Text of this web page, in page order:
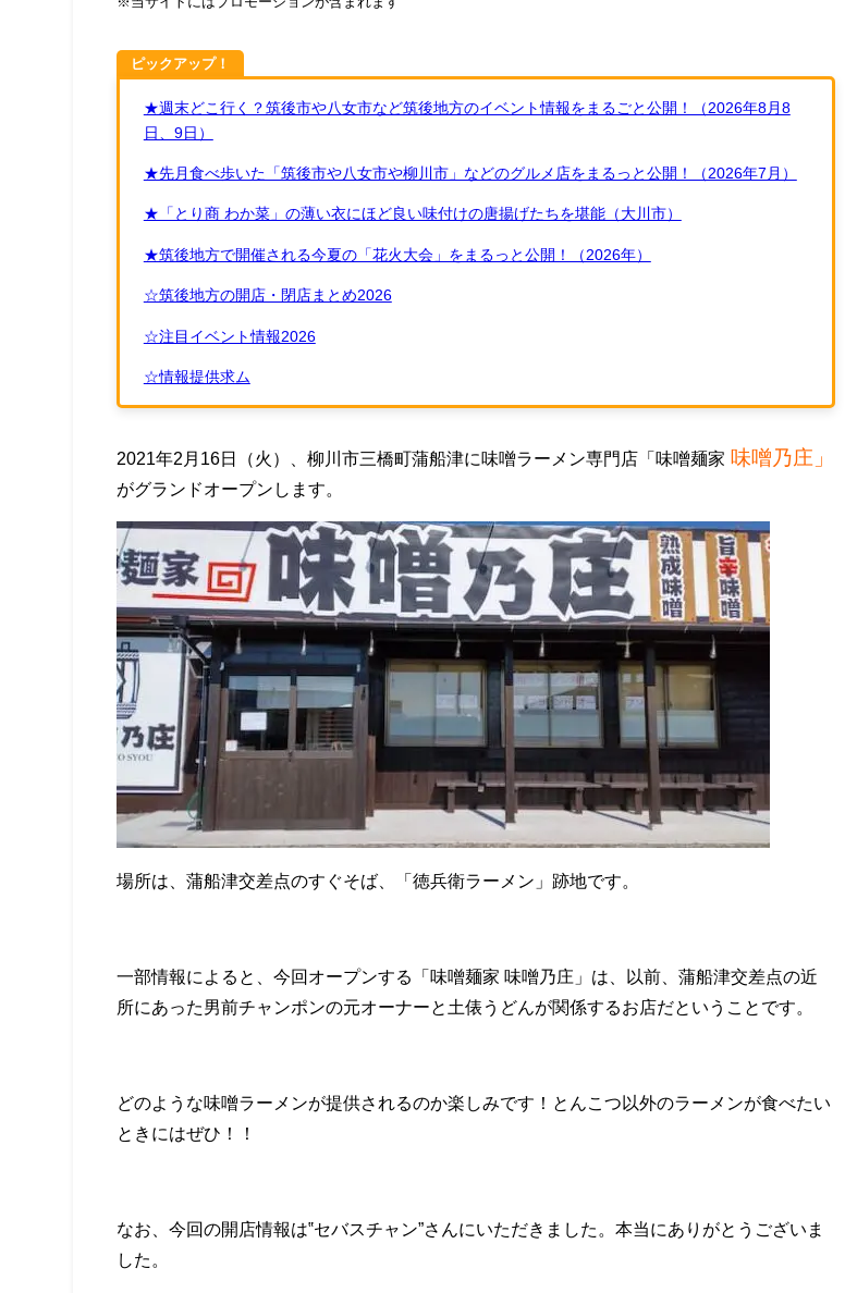
ピックアップ！
★週末どこ行く？筑後市や八女市など筑後地方のイベント情報をまるごと公開！（2026年8月8
日、9日）
★先月食べ歩いた「筑後市や八女市や柳川市」などのグルメ店をまるっと公開！（2026年7月）
★「とり商 わか菜」の薄い衣にほど良い味付けの唐揚げたちを堪能（大川市）
★筑後地方で開催される今夏の「花火大会」をまるっと公開！（2026年）
☆筑後地方の開店・閉店まとめ2026
☆注目イベント情報2026
☆情報提供求ム
2021年2月16日（火）、柳川市三橋町蒲船津に味噌ラーメン専門店「味噌麺家 味噌乃庄」
がグランドオープンします。
場所は、蒲船津交差点のすぐそば、「徳兵衛ラーメン」跡地です。
一部情報によると、今回オープンする「味噌麺家 味噌乃庄」は、以前、蒲船津交差点の近
所にあった男前チャンポンの元オーナーと土俵うどんが関係するお店だということです。
どのような味噌ラーメンが提供されるのか楽しみです！とんこつ以外のラーメンが食べたい
ときにはぜひ！！
なお、今回の開店情報は‟セバスチャン”さんにいただきました。本当にありがとうございま
した。